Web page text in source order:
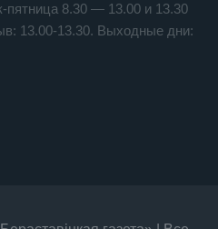
пятница 8.30 — 13.00 и 13.30
13.00-13.30. Выходные дни: